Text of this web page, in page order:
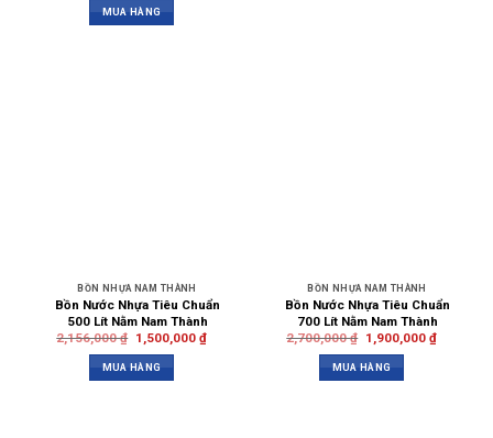
MUA HÀNG
BỒN NHỰA NAM THÀNH
Bồn Nước Nhựa Tiêu Chuẩn
500 Lít Nằm Nam Thành
2,156,000₫ 1,500,000 ₫
MUA HÀNG
BỒN NHỰA NAM THÀNH
Bồn Nước Nhựa Tiêu Chuẩn
700 Lít Nằm Nam Thành
2,700,000₫ 1,900,000 ₫
MUA HÀNG